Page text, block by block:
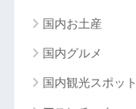
国内お土産
国内グルメ
国内観光スポット